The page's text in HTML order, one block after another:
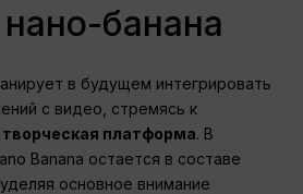
банана
в будущем интегрировать
с видео, стремясь к
платформа. В
Banana остается в составе
основное внимание